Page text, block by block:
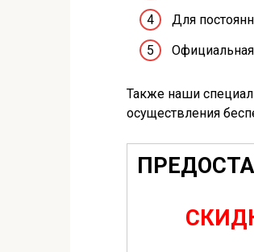
Для
Также наши
осуществления